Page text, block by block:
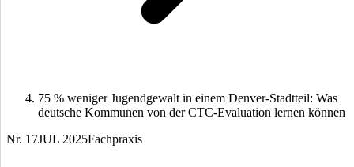
75 % weniger Jugendgewalt in einem Denver-Stadtteil: Was
deutsche Kommunen von der CTC-Evaluation lernen können
Nr. 17JUL 2025Fachpraxis